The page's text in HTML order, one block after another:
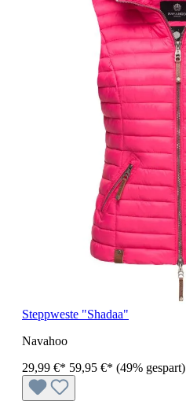
Steppweste "Shadaa"
Navahoo
29,99 €* 59,95 €* (49% gespart)